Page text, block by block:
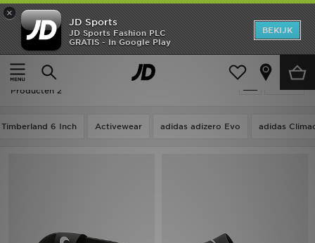
×
JD Sports
JD Sports Fashion PLC
GRATIS - In Google Play
BEKIJK
Thuis
Zwart Nike Kawa
Zwart Nike Kawa
Producten 2
Timberland 6 Inch Activewear adidas adizero Evo adidas
New In
Heren
Dames